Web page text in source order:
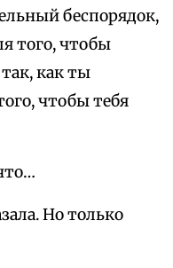
беспорядок,
того, чтобы
так, как ты
чтобы тебя
Но только